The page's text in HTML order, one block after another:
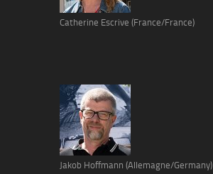
Catherine Escrive (France/France)
Jakob Hoffmann (Allemagne/Germany)